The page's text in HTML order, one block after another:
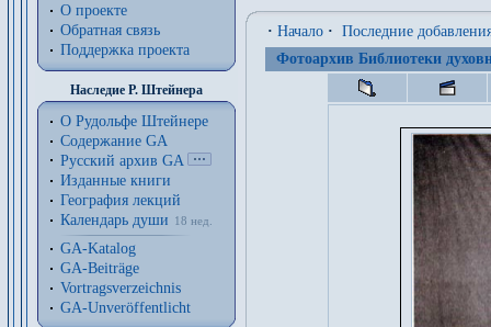
О проекте
Обратная связь
Поддержка проекта
Наследие Р. Штейнера
О Рудольфе Штейнере
Содержание GA
Русский архив GA
Изданные книги
География лекций
Календарь души
18 нед.
GA-Katalog
GA-Beiträge
Vortragsverzeichnis
GA-Unveröffentlicht
· Начало · Последние
Фотоархив Библиотеки